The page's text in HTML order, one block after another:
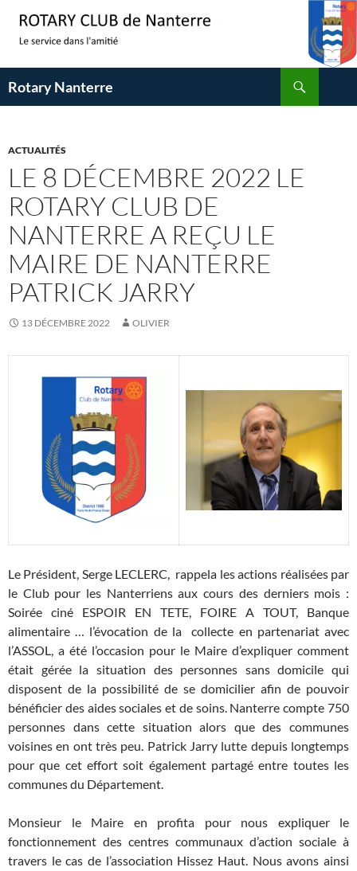
contenu
Rotary Nanterre
ACTUALITÉS
LE 8 DÉCEMBRE 2022 LE
ROTARY CLUB DE
NANTERRE A REÇU LE
MAIRE DE NANTERRE
PATRICK JARRY
13 DÉCEMBRE 2022 OLIVIER
Le Président, Serge LECLERC, rappela les actions réalisées par
le Club pour les Nanterriens aux cours des derniers mois :
Soirée ciné ESPOIR EN TETE, FOIRE A TOUT, Banque
alimentaire … l’évocation de la collecte en partenariat avec
l’ASSOL, a été l’occasion pour le Maire d’expliquer comment
était gérée la situation des personnes sans domicile qui
disposent de la possibilité de se domicilier afin de pouvoir
bénéficier des aides sociales et de soins. Nanterre compte 750
personnes dans cette situation alors que des communes
voisines en ont très peu. Patrick Jarry lutte depuis longtemps
pour que cet effort soit également partagé entre toutes les
communes du Département.
Monsieur le Maire en profita pour nous expliquer le
fonctionnement des centres communaux d’action sociale à
travers le cas de l’association Hissez Haut. Nous avons ainsi